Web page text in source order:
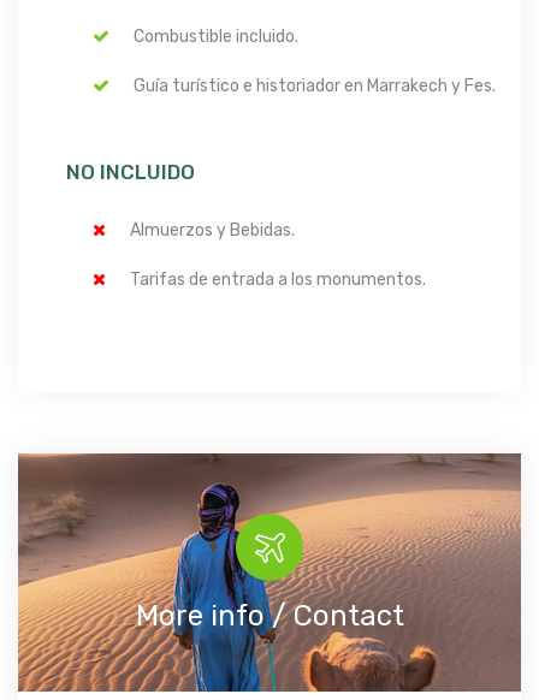
Combustible incluido.
Guía turístico e historiador en Marrakech y Fes.
NO INCLUIDO
Almuerzos y Bebidas.
Tarifas de entrada a los monumentos.
More info / Contact